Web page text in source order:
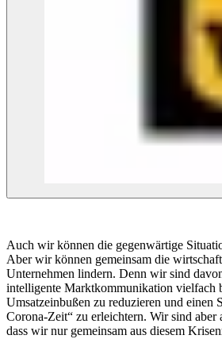
Auch wir können die gegenwärtige
Aber wir können gemeinsam die
Unternehmen lindern. Denn wir sind
intelligente Marktkommunikation vielfach
Umsatzeinbußen zu reduzieren und einen
Corona-Zeit“ zu erleichtern. Wir sind aber
dass wir nur gemeinsam aus diesem